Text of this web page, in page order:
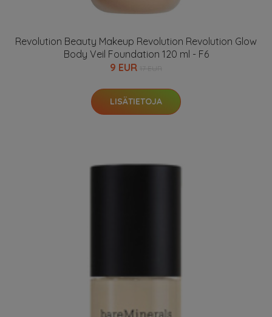
Revolution Beauty Makeup Revolution Revolution Glow
Body Veil Foundation 120 ml - F6
9 EUR
LISÄTIETOJA